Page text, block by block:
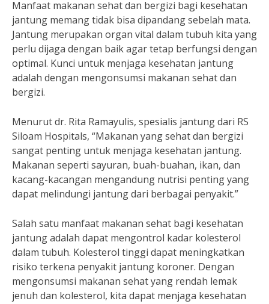
Manfaat makanan sehat dan bergizi bagi kesehatan
jantung memang tidak bisa dipandang sebelah mata.
Jantung merupakan organ vital dalam tubuh kita yang
perlu dijaga dengan baik agar tetap berfungsi dengan
optimal. Kunci untuk menjaga kesehatan jantung
adalah dengan mengonsumsi makanan sehat dan
bergizi.
Menurut dr. Rita Ramayulis, spesialis jantung dari RS
Siloam Hospitals, “Makanan yang sehat dan bergizi
sangat penting untuk menjaga kesehatan jantung.
Makanan seperti sayuran, buah-buahan, ikan, dan
kacang-kacangan mengandung nutrisi penting yang
dapat melindungi jantung dari berbagai penyakit.”
Salah satu manfaat makanan sehat bagi kesehatan
jantung adalah dapat mengontrol kadar kolesterol
dalam tubuh. Kolesterol tinggi dapat meningkatkan
risiko terkena penyakit jantung koroner. Dengan
mengonsumsi makanan sehat yang rendah lemak
jenuh dan kolesterol, kita dapat menjaga kesehatan